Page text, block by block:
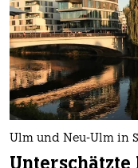
Ulm und Neu-Ulm in